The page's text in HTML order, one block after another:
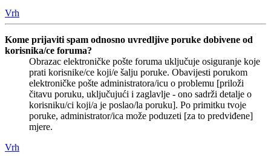
Vrh
Kome prijaviti spam odnosno uvredljive poruke dobivene od
korisnika/ce foruma?
Obrazac elektroničke pošte foruma uključuje osiguranje koje
prati korisnike/ce koji/e šalju poruke. Obavijesti porukom
elektroničke pošte administratora/icu o problemu [priloži
čitavu poruku, uključujući i zaglavlje - ono sadrži detalje o
korisniku/ci koji/a je poslao/la poruku]. Po primitku tvoje
poruke, administrator/ica može poduzeti [za to predviđene]
mjere.
Vrh